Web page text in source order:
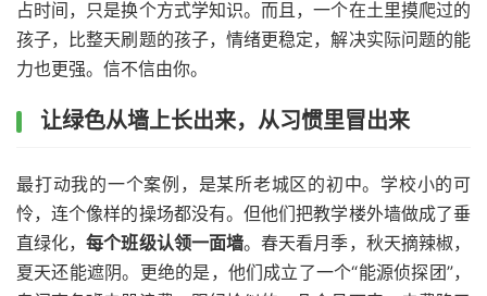
占时间，只是换个方式学知识。而且，一个在土里摸爬过的
孩子，比整天刷题的孩子，情绪更稳定，解决实际问题的能
力也更强。信不信由你。
让绿色从墙上长出来，从习惯里冒出来
最打动我的一个案例，是某所老城区的初中。学校小的可
怜，连个像样的操场都没有。但他们把教学楼外墙做成了垂
直绿化，每个班级认领一面墙。春天看月季，秋天摘辣椒，
夏天还能遮阴。更绝的是，他们成立了一个“能源侦探团”，